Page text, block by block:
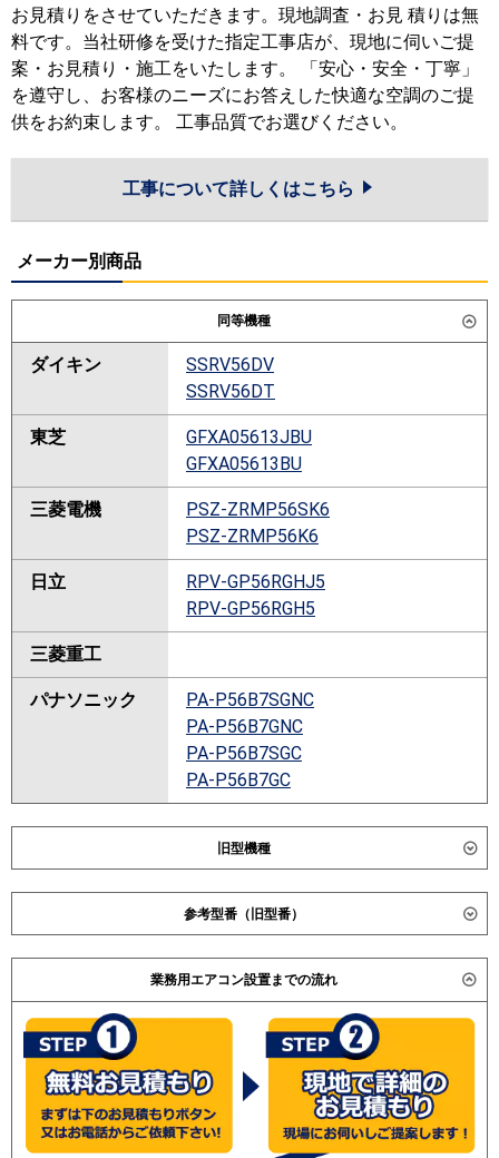
お見積りをさせていただきます。現地調査・お見 積りは無
料です。当社研修を受けた指定工事店が、現地に伺いご提
案・お見積り・施工をいたします。 「安心・安全・丁寧」
を遵守し、お客様のニーズにお答えした快適な空調のご提
供をお約束します。 工事品質でお選びください。
工事について詳しくはこちら
メーカー別商品
同等機種
ダイキン
SSRV56DV
SSRV56DT
東芝
GFXA05613JBU
GFXA05613BU
三菱電機
PSZ-ZRMP56SK6
PSZ-ZRMP56K6
日立
RPV-GP56RGHJ5
RPV-GP56RGH5
三菱重工
パナソニック
PA-P56B7SGNC
PA-P56B7GNC
PA-P56B7SGC
PA-P56B7GC
旧型機種
ダイキン
SSRV56BCV
SSRV56BCT
SSRV56CT
SSRV56BJV
SSRV56BJT
SSRV56BFV
SSRV56BFT
SSRV56BYV
SSRV56BYT
参考型番（旧型番）
ダイキン SSRV56BAT / SSRV56BT / SZZV56CBT /
SZZV56CBV / 日立 RPV-AP56GH4 / RPV-AP56GHJ1 /
RPV-AP56GH1 / RPV-AP56GHJ2 / RPV-AP56GH2 / 三菱
電機 PSZ-ZRMP56KK / PSZ-ZRP56SKE / PSZ-ZRP56KE
/ 日立 RPV-AP56GHJ1 / RPV-AP56GH1 / 三菱電機 PSZ-
ZRP56SKD / PSZ-ZRP56KD /
(こちらの型番は参考です。メーカーや仕様によって価格
は異なります。旧型番は在庫切れの可能性がございま
業務用エアコン設置までの流れ